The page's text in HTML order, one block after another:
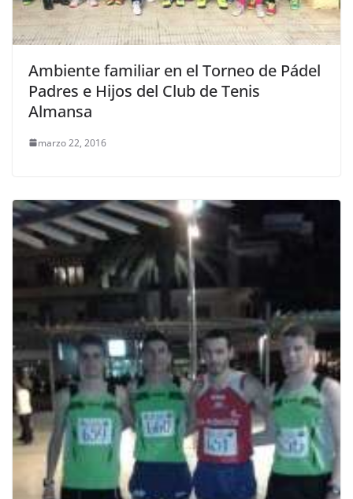
Ambiente familiar en el Torneo de Pádel
Padres e Hijos del Club de Tenis
Almansa
marzo 22, 2016